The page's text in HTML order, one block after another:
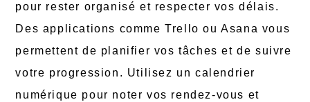
pour rester organisé et respecter vos délais.
Des applications comme Trello ou Asana vous
permettent de planifier vos tâches et de suivre
votre progression. Utilisez un calendrier
numérique pour noter vos rendez-vous et